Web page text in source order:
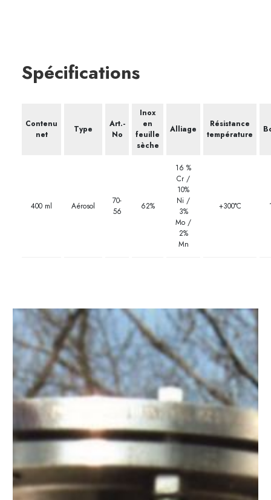
Spécifications
Contenu
net
Type
Art.-
No
Inox
en
feuille
sèche
Alliage
Résistance
température
400 ml Aérosol
70-
56
62%
16 %
Cr /
10%
Ni /
3%
Mo /
2%
Mn
+300°C